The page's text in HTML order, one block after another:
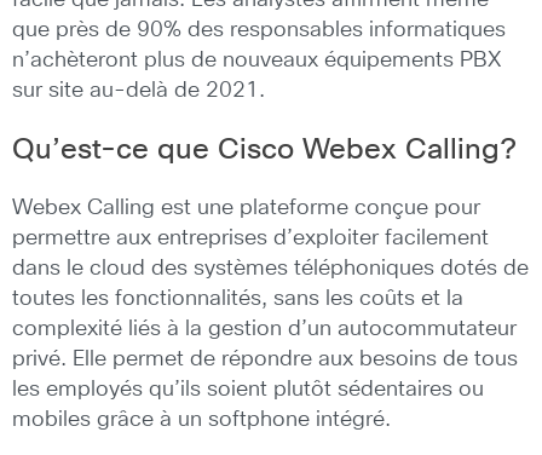
que près de 90% des responsables informatiques
n’achèteront plus de nouveaux équipements PBX
sur site au-delà de 2021.
Qu’est-ce que Cisco Webex Calling?
Webex Calling est une plateforme conçue pour
permettre aux entreprises d’exploiter facilement
dans le cloud des systèmes téléphoniques dotés de
toutes les fonctionnalités, sans les coûts et la
complexité liés à la gestion d’un autocommutateur
privé. Elle permet de répondre aux besoins de tous
les employés qu’ils soient plutôt sédentaires ou
mobiles grâce à un softphone intégré.